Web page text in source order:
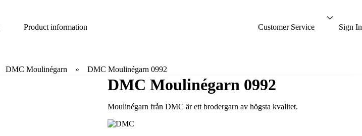
Product information Customer Service Sign In
DMC Moulinégarn
DMC Moulinégarn 0992
DMC Moulinégarn 0992
Moulinégarn från DMC är ett brodergarn av högsta kvalitet.